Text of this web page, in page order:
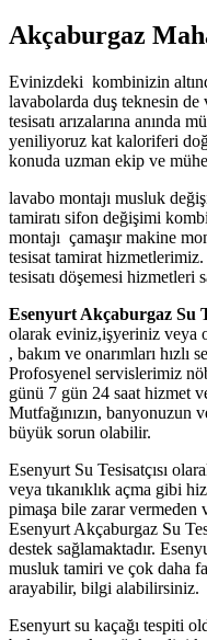
Akçaburgaz
Evinizdeki kombinizin
lavabolarda duş teknesin de
tesisatı arızalarına anında
yeniliyoruz kat kaloriferi
konuda uzman ekip ve
lavabo montajı musluk
tamiratı sifon değişimi
montajı çamaşır makine
tesisat tamirat hizmetlerimiz.
tesisatı döşemesi hizmetleri
Esenyurt Akçaburgaz Su
olarak eviniz,işyeriniz veya
, bakım ve onarımları hızlı
Profosyenel servislerimiz
günü 7 gün 24 saat hizmet
Mutfağınızın, banyonuzun
büyük sorun olabilir.
Esenyurt Su Tesisatçısı
veya tıkanıklık açma gibi
pimaşa bile zarar vermeden
Esenyurt Akçaburgaz Su
destek sağlamaktadır.
musluk tamiri ve çok daha
arayabilir, bilgi alabilirsiniz.
Esenyurt su kaçağı tespiti